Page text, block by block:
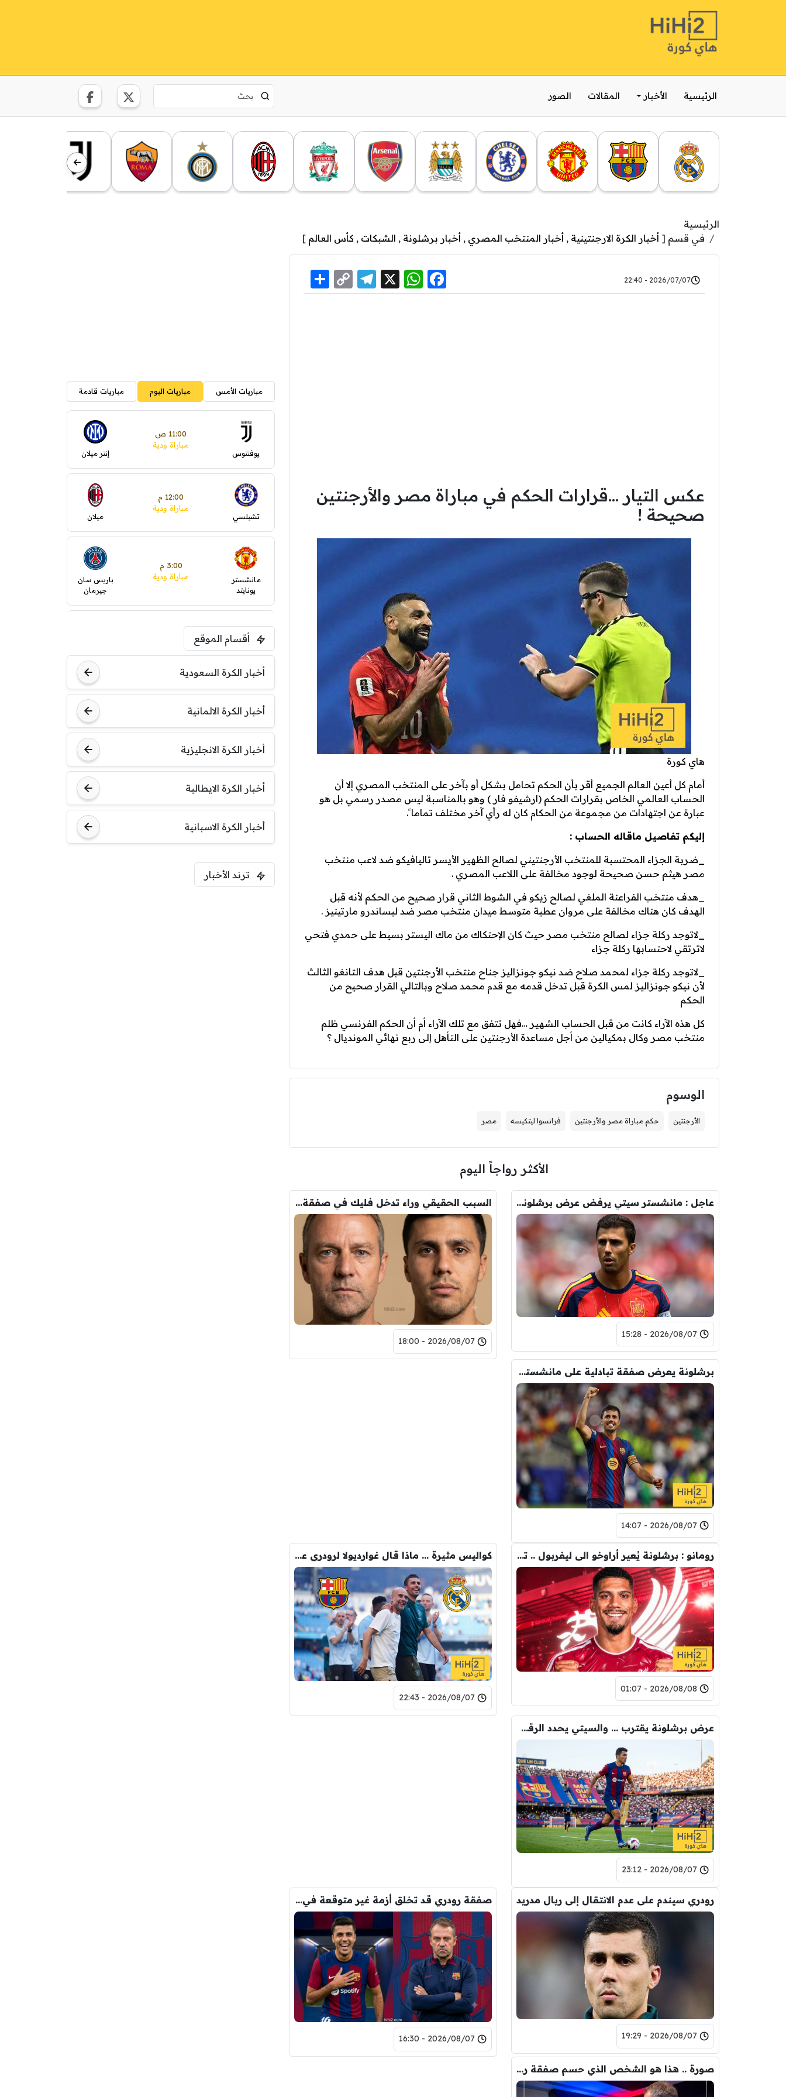
الرئيسية الأخبار المقالات الصور
الرئيسية
في قسم [ أخبار الكرة الارجنتينية , أخبار المنتخب المصري , أخبار برشلونة , الشبكات , كأس العالم ]
2026/07/07 - 22:40
Facebook
WhatsApp
X
Telegram
Copy
Link
عكس التيار …قرارات الحكم في مباراة مصر والأرجنتين
صحيحة !
هاي كورة
أمام كل أعين العالم الجميع أقر بأن الحكم تحامل بشكل أو بآخر على المنتخب المصري إلا أن
الحساب العالمي الخاص بقرارات الحكم (ارشيفو فار ) وهو بالمناسبة ليس مصدر رسمي بل هو
عبارة عن اجتهادات من مجموعة من الحكام كان له رأي آخر مختلف تماما ً.
إليكم تفاصيل ماقاله الحساب :
_ضربة الجزاء المحتسبة للمنتخب الأرجنتيني لصالح الظهير الأيسر تاليافيكو ضد لاعب منتخب
مصر هيثم حسن صحيحة لوجود مخالفة على اللاعب المصري .
_هدف منتخب الفراعنة الملغي لصالح زيكو في الشوط الثاني قرار صحيح من الحكم لأنه قبل
الهدف كان هناك مخالفة على مروان عطية متوسط ميدان منتخب مصر ضد ليساندرو مارتينيز .
_لاتوجد ركلة جزاء لصالح منتخب مصر حيث كان الإحتكاك من ماك اليستر بسيط على حمدي فتحي
لاترتقي لاحتسابها ركلة جزاء
_لاتوجد ركلة جزاء لمحمد صلاح ضد نيكو جونزاليز جناح منتخب الأرجنتين قبل هدف التانغو الثالث
لأن نيكو جونزاليز لمس الكرة قبل تدخل قدمه مع قدم محمد صلاح وبالتالي القرار صحيح من
الحكم
كل هذه الآراء كانت من قبل الحساب الشهير …فهل تتفق مع تلك الآراء أم أن الحكم الفرنسي ظلم
منتخب مصر وكال بمكيالين من أجل مساعدة الأرجنتين على التأهل إلى ربع نهائي المونديال ؟
الوسوم
الأرجنتين حكم مباراة مصر والأرجنتين فرانسوا ليتكيسه مصر
الأكثر رواجاً اليوم
عاجل : مانشستر سيتي يرفض عرض برشلونة الاول لضم رودري.. ويسخر من قيمته
2026/08/07 - 15:28
السبب الحقيقي وراء تدخل فليك في صفقة رودري
2026/08/07 - 18:00
برشلونة يعرض صفقة تبادلية على مانشستر سيتي
2026/08/07 - 14:07
رومانو : برشلونة يُعير أراوخو الى ليفربول .. تفاصيل الصفقة
2026/08/08 - 01:07
كواليس مثيرة … ماذا قال غوارديولا لرودري عند استشارته عن ريال مدريد وبرشلونة
2026/08/07 - 22:43
عرض برشلونة يقترب … والسيتي يحدد الرقم النهائي لبيع رودري
2026/08/07 - 23:12
رودري سيندم على عدم الانتقال إلى ريال مدريد
2026/08/07 - 19:29
صفقة رودري قد تخلق أزمة غير متوقعة في برشلونة
2026/08/07 - 16:30
صورة .. هذا هو الشخص الذي حسم صفقة رودري الى برشلونة
مباريات الأمس مباريات اليوم مباريات قادمة
يوفنتوس
11:00 ص
مباراة ودية
إنتر ميلان
تشيلسي
12:00 م
مباراة ودية
ميلان
مانشستر
يونايتد
3:00 م
مباراة ودية
باريس سان
جيرمان
فرينتسفاروشي ريال مدريد
مباراة ودية
نوتنغهام
فورست
اودينيزي
8:00 م
برشلونة
أقسام الموقع
أخبار الكرة السعودية
أخبار الكرة الالمانية
أخبار الكرة الانجليزية
أخبار الكرة الايطالية
أخبار الكرة الاسبانية
ترند الأخبار